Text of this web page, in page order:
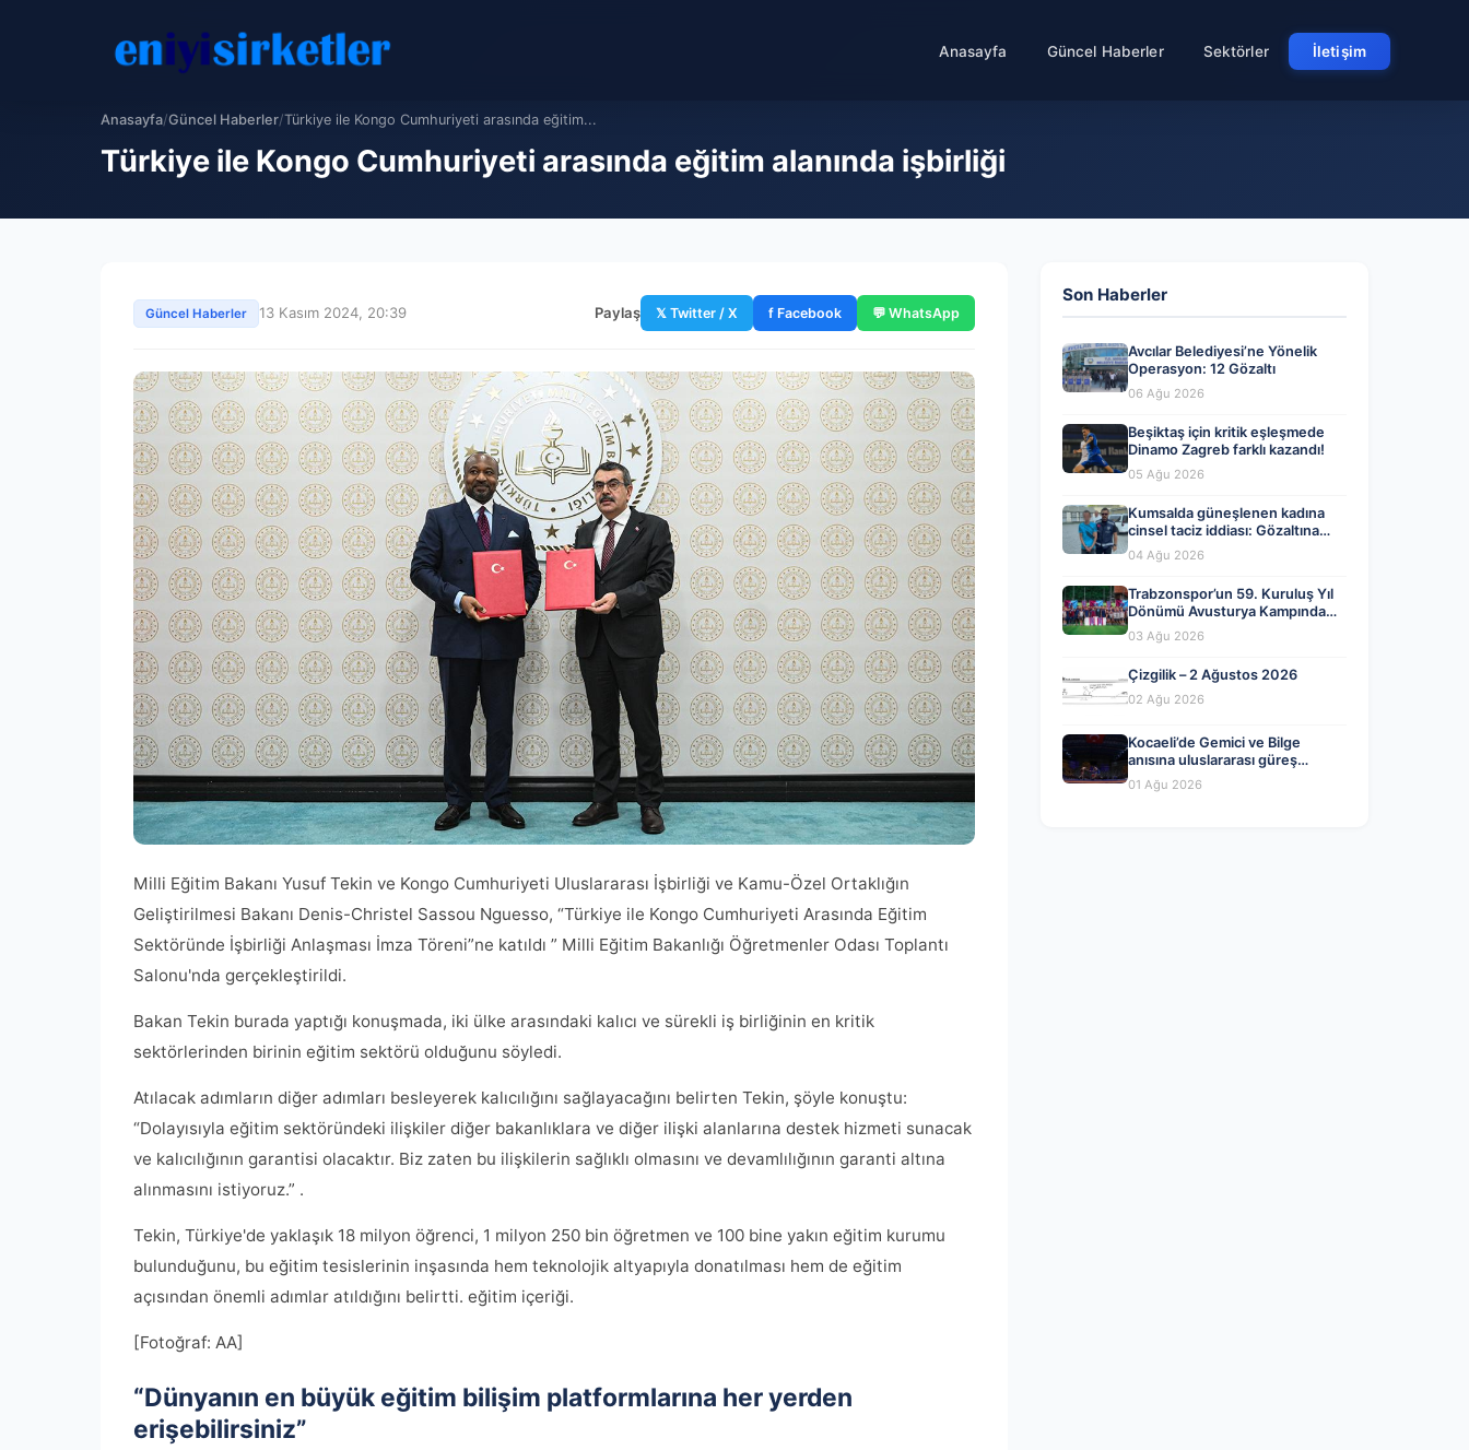
Anasayfa Güncel Haberler Sektörler İletişim
Anasayfa/Güncel Haberler/Türkiye ile Kongo Cumhuriyeti arasında eğitim...
Türkiye ile Kongo Cumhuriyeti arasında eğitim alanında işbirliği
Güncel Haberler 13 Kasım 2024, 20:39 Paylaş 𝕏 Twitter / X f Facebook 💬 WhatsApp
Milli Eğitim Bakanı Yusuf Tekin ve Kongo Cumhuriyeti Uluslararası İşbirliği ve Kamu-Özel Ortaklığın
Geliştirilmesi Bakanı Denis-Christel Sassou Nguesso, “Türkiye ile Kongo Cumhuriyeti Arasında Eğitim
Sektöründe İşbirliği Anlaşması İmza Töreni”ne katıldı ” Milli Eğitim Bakanlığı Öğretmenler Odası Toplantı
Salonu'nda gerçekleştirildi.
Bakan Tekin burada yaptığı konuşmada, iki ülke arasındaki kalıcı ve sürekli iş birliğinin en kritik
sektörlerinden birinin eğitim sektörü olduğunu söyledi.
Atılacak adımların diğer adımları besleyerek kalıcılığını sağlayacağını belirten Tekin, şöyle konuştu:
“Dolayısıyla eğitim sektöründeki ilişkiler diğer bakanlıklara ve diğer ilişki alanlarına destek hizmeti sunacak
ve kalıcılığının garantisi olacaktır. Biz zaten bu ilişkilerin sağlıklı olmasını ve devamlılığının garanti altına
alınmasını istiyoruz.” .
Tekin, Türkiye'de yaklaşık 18 milyon öğrenci, 1 milyon 250 bin öğretmen ve 100 bine yakın eğitim kurumu
bulunduğunu, bu eğitim tesislerinin inşasında hem teknolojik altyapıyla donatılması hem de eğitim
açısından önemli adımlar atıldığını belirtti. eğitim içeriği.
[Fotoğraf: AA]
“Dünyanın en büyük eğitim bilişim platformlarına her yerden
erişebilirsiniz”
Son Haberler
Avcılar Belediyesi’ne Yönelik
Operasyon: 12 Gözaltı
06 Ağu 2026
Beşiktaş için kritik eşleşmede
Dinamo Zagreb farklı kazandı!
05 Ağu 2026
Kumsalda güneşlenen kadına
cinsel taciz iddiası: Gözaltına
alındı
04 Ağu 2026
Trabzonspor’un 59. Kuruluş Yıl
Dönümü Avusturya Kampında
Coşkuyla Kutlandı
03 Ağu 2026
Çizgilik – 2 Ağustos 2026
02 Ağu 2026
Kocaeli’de Gemici ve Bilge
anısına uluslararası güreş
heyecanı başladı
01 Ağu 2026